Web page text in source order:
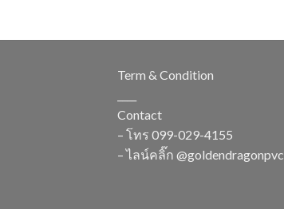
Term & Condition
Contact
– โทร 099-029-4155
– ไลน์คลิ๊ก @goldendragonpvc